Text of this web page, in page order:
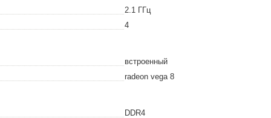
2.1 ГГц
4
встроенный
radeon vega 8
DDR4